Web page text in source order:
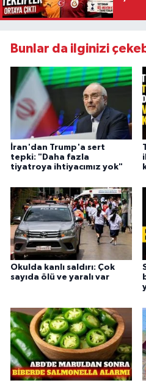
Bunlar da ilginizi
İran'dan Trump'a sert
tepki: "Daha fazla
tiyatroya ihtiyacımız yok"
Okulda kanlı saldırı: Çok
sayıda ölü ve yaralı var